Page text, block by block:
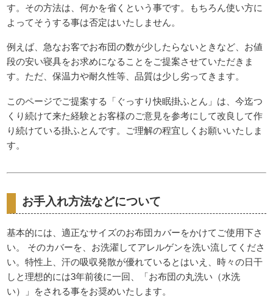
す。その方法は、何かを省くという事です。もちろん使い方に
よってそうする事は否定はいたしません。
例えば、急なお客でお布団の数が少したらないときなど、お値
段の安い寝具をお求めになることをご提案させていただきま
す。ただ、保温力や耐久性等、品質は少し劣ってきます。
このページでご提案する「ぐっすり快眠掛ふとん」は、今迄つ
くり続けて来た経験とお客様のご意見を参考にして改良して作
り続けている掛ふとんです。ご理解の程宜しくお願いいたしま
す。
お手入れ方法などについて
基本的には、適正なサイズのお布団カバーをかけてご使用下さ
い。 そのカバーを、お洗濯してアレルゲンを洗い流してくださ
い。特性上、汗の吸収発散が優れているとはいえ、時々の日干
しと理想的には3年前後に一回、「お布団の丸洗い（水洗
い）」をされる事をお奨めいたします。